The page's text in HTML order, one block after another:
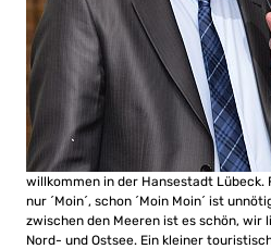
willkommen in der Hansestadt Lübeck.
nur ´Moin´, schon ´Moin Moin´ ist
zwischen den Meeren ist es schön, wir
Nord- und Ostsee. Ein kleiner